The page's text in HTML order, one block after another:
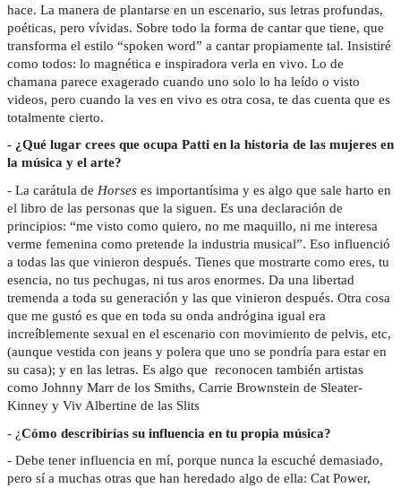
hace. La manera de plantarse en un escenario, sus letras profundas,
poéticas, pero vívidas. Sobre todo la forma de cantar que tiene, que
transforma el estilo “spoken word” a cantar propiamente tal. Insistiré
como todos: lo magnética e inspiradora verla en vivo. Lo de
chamana parece exagerado cuando uno solo lo ha leído o visto
videos, pero cuando la ves en vivo es otra cosa, te das cuenta que es
totalmente cierto.
- ¿Qué lugar crees que ocupa Patti en la historia de las mujeres en
la música y el arte?
- La carátula de Horses es importantísima y es algo que sale harto en
el libro de las personas que la siguen. Es una declaración de
principios: “me visto como quiero, no me maquillo, ni me interesa
verme femenina como pretende la industria musical”. Eso influenció
a todas las que vinieron después. Tienes que mostrarte como eres, tu
esencia, no tus pechugas, ni tus aros enormes. Da una libertad
tremenda a toda su generación y las que vinieron después. Otra cosa
que me gustó es que en toda su onda andrógina igual era
increíblemente sexual en el escenario con movimiento de pelvis, etc,
(aunque vestida con jeans y polera que uno se pondría para estar en
su casa); y en las letras. Es algo que reconocen también artistas
como Johnny Marr de los Smiths, Carrie Brownstein de Sleater-
Kinney y Viv Albertine de las Slits
- ¿Cómo describirías su influencia en tu propia música?
- Debe tener influencia en mí, porque nunca la escuché demasiado,
pero sí a muchas otras que han heredado algo de ella: Cat Power,